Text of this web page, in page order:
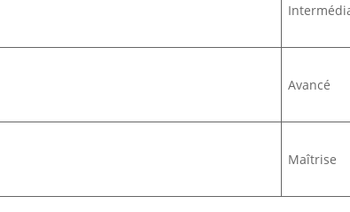
Avancé
Maîtrise